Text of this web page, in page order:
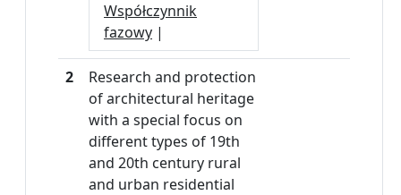
Współczynnik
fazowy |
2
Research and protection
of architectural heritage
with a special focus on
different types of 19th
and 20th century rural
and urban residential